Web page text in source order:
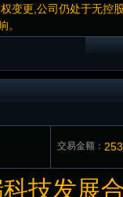
变更,公司仍处于无控
。
交易金额：
技发展